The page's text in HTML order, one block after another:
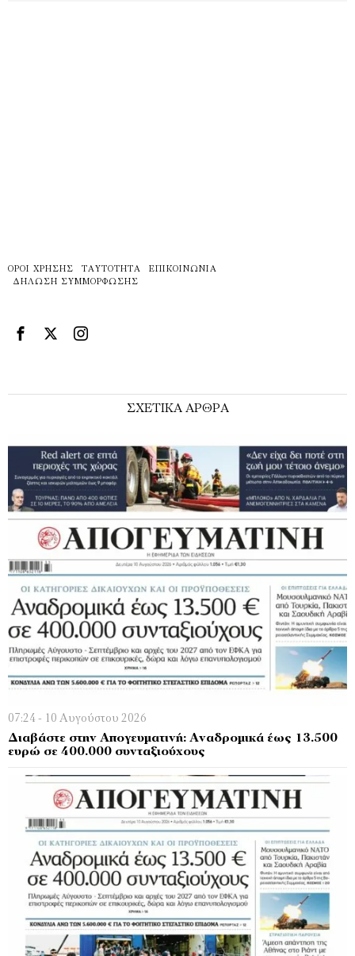
ΌΡΟΙ ΧΡΉΣΗΣ ΤΑΥΤΌΤΗΤΑ
ΕΠΙΚΟΙΝΩΝΊΑ
ΔΉΛΩΣΗ ΣΥΜΜΌΡΦΩΣΗΣ
ΣΧΕΤΙΚΑ ΑΡΘΡΑ
07:24 - 10 Αυγούστου 2026
Διαβάστε στην Απογευματινή: Αναδρομικά έως 13.500
ευρώ σε 400.000 συνταξιούχους